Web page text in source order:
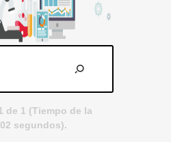
de 1 (Tiempo de la
segundos).